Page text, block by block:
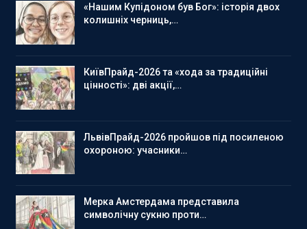
«Нашим Купідоном був Бог»: історія двох
колишніх черниць,…
КиївПрайд-2026 та «хода за традиційні
цінності»: дві акції,…
ЛьвівПрайд-2026 пройшов під посиленою
охороною: учасники…
Мерка Амстердама представила
символічну сукню проти…